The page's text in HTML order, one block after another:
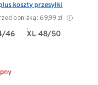
obniżką: 69,99 zł
koszty przesyłki
46 XL 48/50